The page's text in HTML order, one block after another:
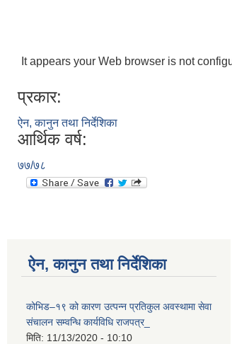
It appears your Web browser is not
प्रकार:
ऐन, कानुन तथा निर्देशिका
आर्थिक वर्ष:
७७/७८
ऐन, कानुन तथा निर्देशिका
कोभिड–१९ को कारण उत्पन्न प्रतिकुल अवस्थामा सेवा
संचालन सम्वन्धि कार्यविधि राजपत्र_
मिति: 11/13/2020 - 10:10